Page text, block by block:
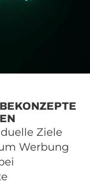
F
Ziele
Werbung